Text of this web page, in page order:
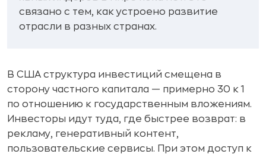
связано с тем, как устроено развитие
отрасли в разных странах.
В США структура инвестиций смещена в
сторону частного капитала — примерно 30 к 1
по отношению к государственным вложениям.
Инвесторы идут туда, где быстрее возврат: в
рекламу, генеративный контент,
пользовательские сервисы. При этом доступ к